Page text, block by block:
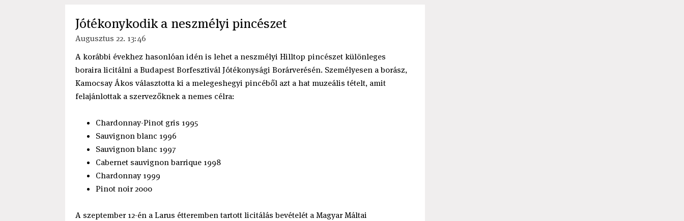
Jótékonykodik a neszmélyi pincészet
Augusztus 22. 13:46
A korábbi évekhez hasonlóan idén is lehet a neszmélyi Hilltop pincészet különleges
boraira licitálni a Budapest Borfesztivál Jótékonysági Borárverésén. Személyesen a borász,
Kamocsay Ákos választotta ki a melegeshegyi pincéből azt a hat muzeális tételt, amit
felajánlottak a szervezőknek a nemes célra:
Chardonnay-Pinot gris 1995
Sauvignon blanc 1996
Sauvignon blanc 1997
Cabernet sauvignon barrique 1998
Chardonnay 1999
Pinot noir 2000
A szeptember 12-én a Larus étteremben tartott licitálás bevételét a Magyar Máltai